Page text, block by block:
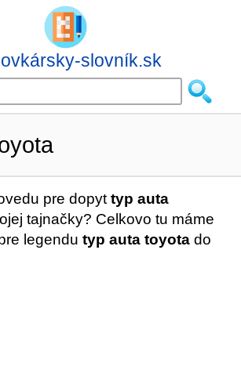
slovník.sk
pre dopyt typ auta
tajnačky? Celkovo tu máme
legendu typ auta toyota do